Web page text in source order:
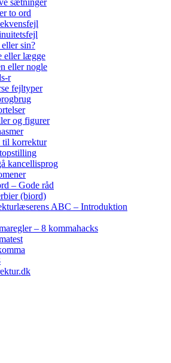
sætninger
to ord
sin?
eller lægge
eller nogle
r
fejltyper
og figurer
til korrektur
kancellisprog
– Gode råd
(biord)
ABC – Introduktion
– 8 kommahacks